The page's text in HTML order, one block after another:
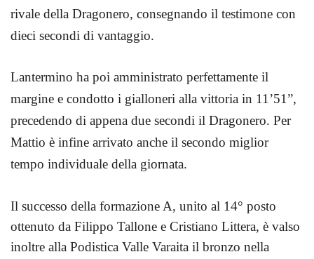
rivale della Dragonero, consegnando il testimone con
dieci secondi di vantaggio.
Lantermino ha poi amministrato perfettamente il
margine e condotto i gialloneri alla vittoria in 11’51”,
precedendo di appena due secondi il Dragonero. Per
Mattio è infine arrivato anche il secondo miglior
tempo individuale della giornata.
Il successo della formazione A, unito al 14° posto
ottenuto da Filippo Tallone e Cristiano Littera, è valso
inoltre alla Podistica Valle Varaita il bronzo nella